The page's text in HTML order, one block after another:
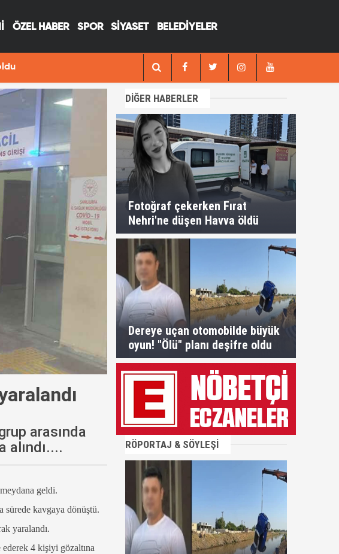
ÖZEL HABER SPOR SİYASET BELEDİYELER
Fotoğraf çekerken Fırat Nehri'ne düşen
arasında
alındı....
geldi.
sürede kavgaya dönüştü.
yaralandı.
4 kişiyi gözaltına
DİĞER HABERLER
Fotoğraf çekerken Fırat
Nehri'ne düşen Havva öldü
Dereye uçan otomobilde büyük
oyun! "Ölü" planı deşifre oldu
RÖPORTAJ & SÖYLEŞİ